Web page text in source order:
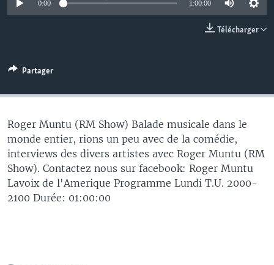
0:00 1:00:00
Télécharger
Partager
Roger Muntu (RM Show) Balade musicale dans le
monde entier, rions un peu avec de la comédie,
interviews des divers artistes avec Roger Muntu (RM
Show). Contactez nous sur facebook: Roger Muntu
Lavoix de l'Amerique Programme Lundi T.U. 2000-
2100 Durée: 01:00:00